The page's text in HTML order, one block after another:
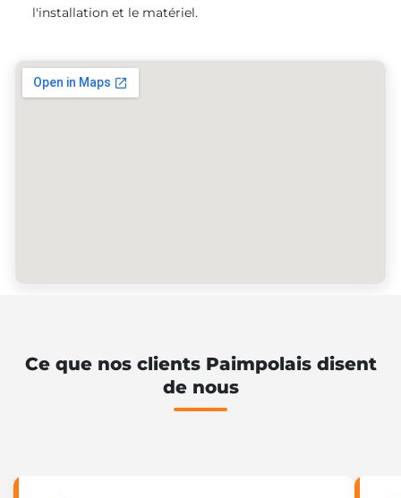
l'installation et le matériel.
Ce que nos clients Paimpolais disent
de nous